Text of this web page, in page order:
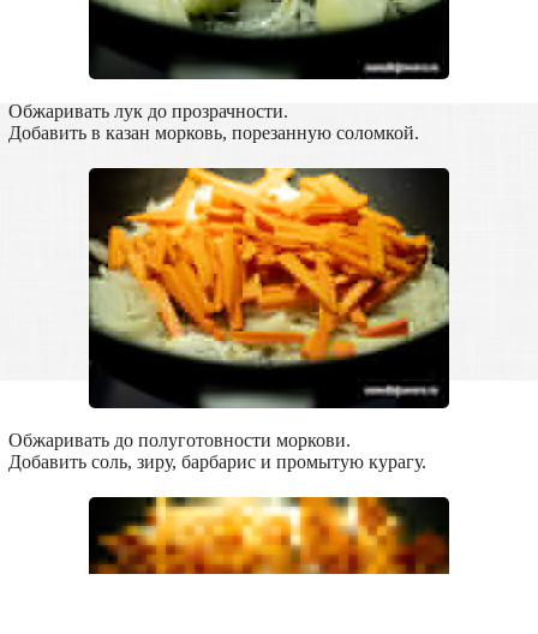
Обжаривать лук до прозрачности.
Добавить в казан морковь, порезанную соломкой.
Обжаривать до полуготовности моркови.
Добавить соль, зиру, барбарис и промытую курагу.